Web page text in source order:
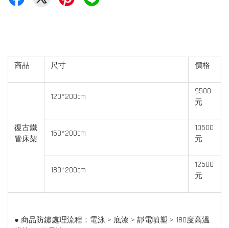
商品 尺寸 價格
復古鐵
管床架
120*200cm
9500
元
150*200cm
10500
元
180*200cm
12500
元
● 商品防鏽處理流程：電泳 > 底漆 > 靜電噴塑 > 180度高溫